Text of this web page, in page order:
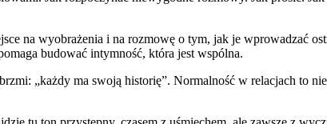
na wyobrażenia i na rozmowę o tym, jak je wprowadzać
budować intymność, która jest wspólna.
„każdy ma swoją historię”. Normalność w relacjach to